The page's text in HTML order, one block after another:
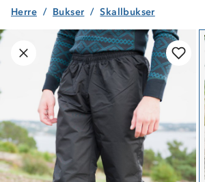
Produktet er lagt i handlekurven
Herre Bukser Skallbukser